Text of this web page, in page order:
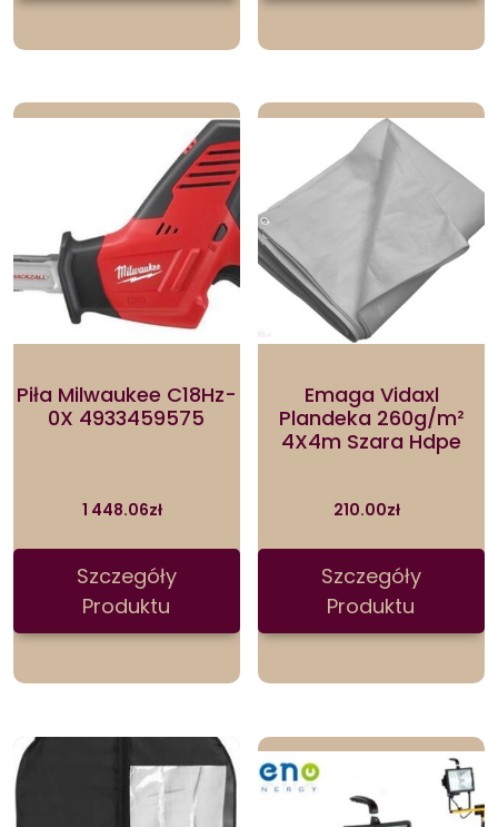
Piła Milwaukee C18Hz-
0X 4933459575
1 448.06zł
Szczegóły
Produktu
Emaga Vidaxl
Plandeka 260g/m²
4X4m Szara Hdpe
210.00zł
Szczegóły
Produktu